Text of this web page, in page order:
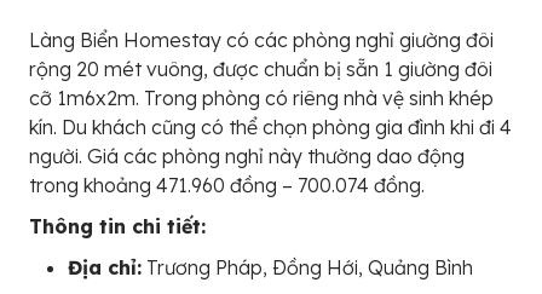
Làng Biển Homestay có các phòng nghỉ giường đôi
rộng 20 mét vuông, được chuẩn bị sẵn 1 giường đôi
cỡ 1m6x2m. Trong phòng có riêng nhà vệ sinh khép
kín. Du khách cũng có thể chọn phòng gia đình khi đi 4
người. Giá các phòng nghỉ này thường dao động
trong khoảng 471.960 đồng – 700.074 đồng.
Thông tin chi tiết:
Địa chỉ: Trương Pháp, Ðồng Hới, Quảng Bình